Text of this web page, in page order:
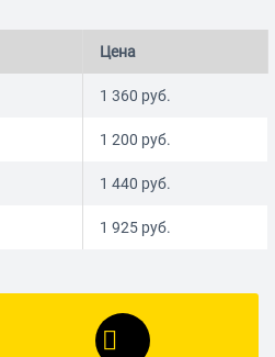
Цена
1 360 руб.
1 200 руб.
1 440 руб.
1 925 руб.